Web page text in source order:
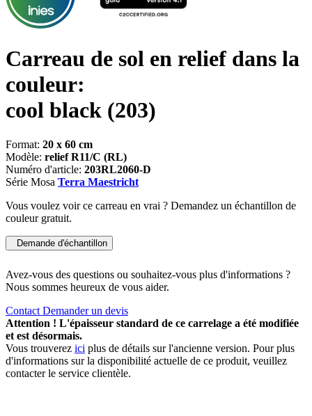
Carreau de sol en relief dans la
couleur:
cool black (203)
Format: 20 x 60 cm
Modèle: relief R11/C (RL)
Numéro d'article: 203RL2060-D
Série Mosa Terra Maestricht
Vous voulez voir ce carreau en vrai ? Demandez un échantillon de
couleur gratuit.
Demande d'échantillon
Avez-vous des questions ou souhaitez-vous plus d'informations ?
Nous sommes heureux de vous aider.
Contact Demander un devis
Attention ! L'épaisseur standard de ce carrelage a été modifiée
et est désormais.
Vous trouverez ici plus de détails sur l'ancienne version. Pour plus
d'informations sur la disponibilité actuelle de ce produit, veuillez
contacter le service clientèle.